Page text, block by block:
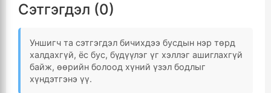
Сэтгэгдэл (0)
Уншигч та сэтгэгдэл бичихдээ бусдын нэр төрд
халдахгүй, ёс бус, бүдүүлэг үг хэллэг ашиглахгүй
байж, өөрийн болоод хүний үзэл бодлыг
хүндэтгэнэ үү.